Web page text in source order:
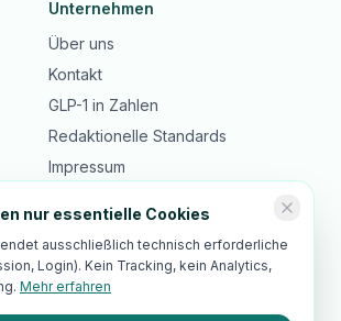
Unternehmen
Über uns
Kontakt
GLP-1 in Zahlen
Redaktionelle Standards
Impressum
nur essentielle Cookies
ausschließlich technisch erforderliche
Login). Kein Tracking, kein Analytics,
Mehr erfahren